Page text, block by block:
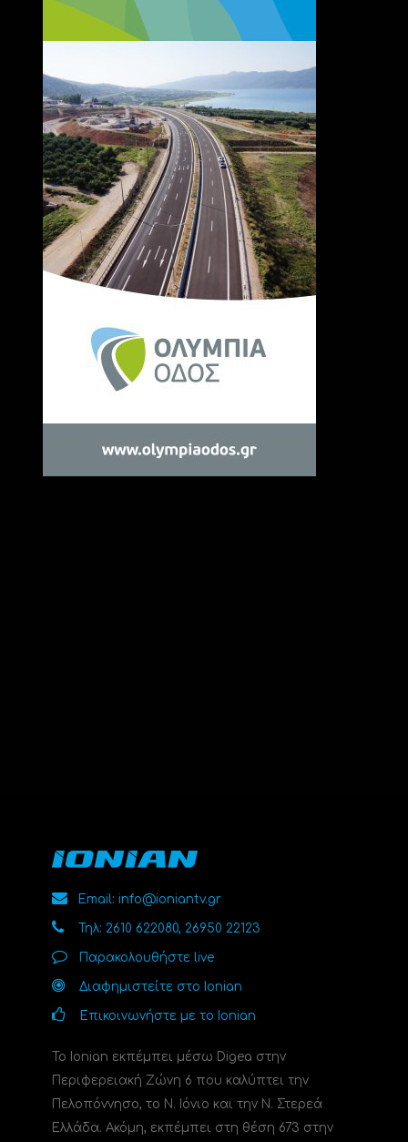
Email: info@ioniantv.gr
Τηλ: 2610 622080, 26950 22123
Παρακολουθήστε live
Διαφημιστείτε στο Ionian
Επικοινωνήστε με το Ionian
Το Ionian εκπέμπει μέσω Digea στην
Περιφερειακή Ζώνη 6 που καλύπτει την
Πελοπόννησο, το N. Ιόνιο και την Ν. Στερεά
Ελλάδα. Ακόμη, εκπέμπει στη θέση 673 στην